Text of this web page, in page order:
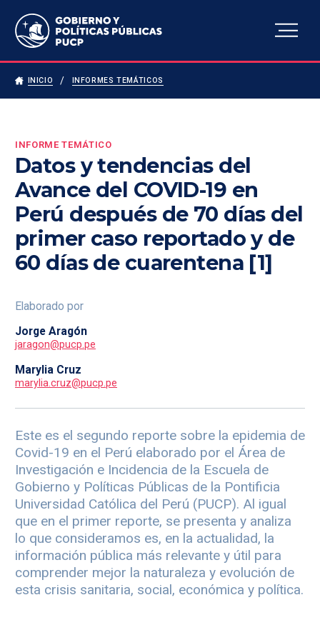
Escuela de Gobierno y
Políticas Públicas
INICIO INFORMES TEMÁTICOS
INFORME TEMÁTICO
Datos y tendencias del
Avance del COVID-19 en
Perú después de 70 días del
primer caso reportado y de
60 días de cuarentena [1]
Elaborado por
Jorge Aragón
jaragon@pucp.pe
Marylia Cruz
marylia.cruz@pucp.pe
Este es el segundo reporte sobre la epidemia de
Covid-19 en el Perú elaborado por el Área de
Investigación e Incidencia de la Escuela de
Gobierno y Políticas Públicas de la Pontificia
Universidad Católica del Perú (PUCP). Al igual
que en el primer reporte, se presenta y analiza
lo que consideramos es, en la actualidad, la
información pública más relevante y útil para
comprender mejor la naturaleza y evolución de
esta crisis sanitaria, social, económica y política.